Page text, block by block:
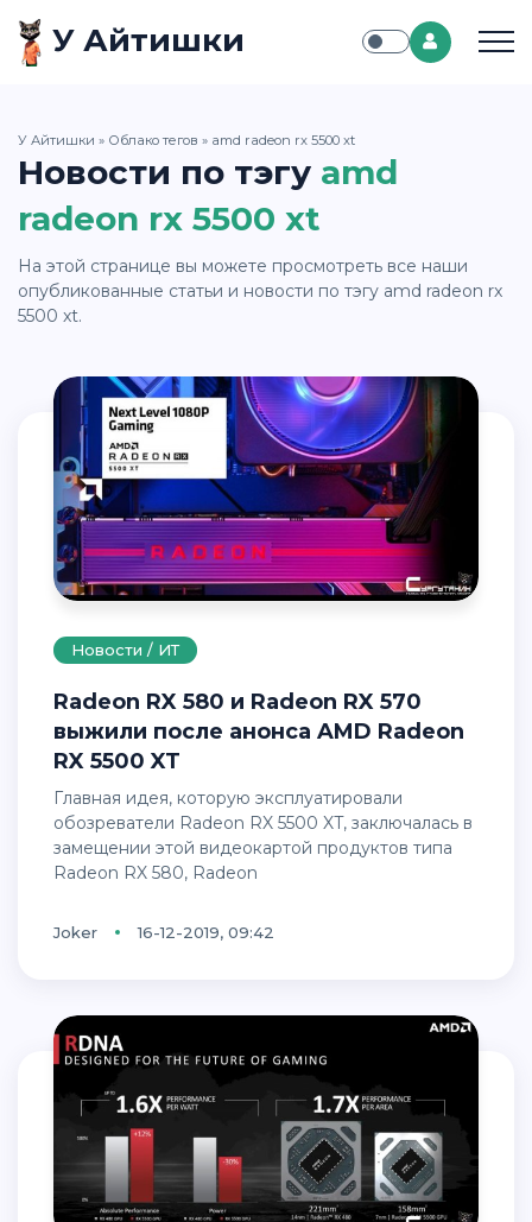
У Айтишки
У Айтишки » Облако тегов » amd radeon rx 5500 xt
Новости по тэгу amd
radeon rx 5500 xt
На этой странице вы можете просмотреть все наши
опубликованные статьи и новости по тэгу amd radeon rx
5500 xt.
Новости / ИТ
Radeon RX 580 и Radeon RX 570
выжили после анонса AMD Radeon
RX 5500 XT
Главная идея, которую эксплуатировали
обозреватели Radeon RX 5500 XT, заключалась в
замещении этой видеокартой продуктов типа
Radeon RX 580, Radeon
Joker 16-12-2019, 09:42